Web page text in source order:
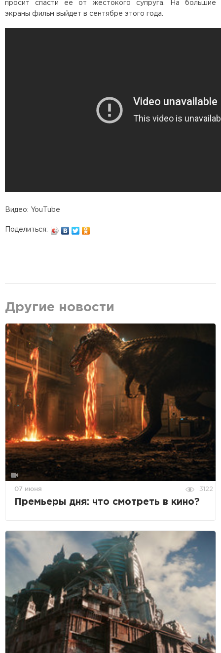
просит спасти ее от жестокого супруга. На большие
экраны фильм выйдет в сентябре этого года.
Видео: YouTube
Поделиться:
Другие новости
07 июня 3122
Премьеры дня: что смотреть в кино?